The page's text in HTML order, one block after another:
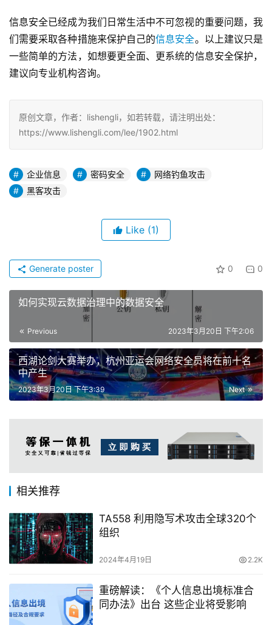
信息安全已经成为我们日常生活中不可忽视的重要问题，我
们需要采取各种措施来保护自己的信息安全。以上建议只是
一些简单的方法，如想要更全面、更系统的信息安全保护，
建议向专业机构咨询。
原创文章，作者：lishengli，如若转载，请注明出处：
https://www.lishengli.com/lee/1902.html
企业信息 密码安全
网络钓鱼攻击
黑客攻击
Like (1)
0 0
Generate poster
如何实现云数据治理中的数据安全
Previous 2023年3月20日 下午2:06
西湖论剑大赛举办，杭州亚运会网络安全员将在前十名
中产生
Next
2023年3月20日 下午3:39
相关推荐
TA558 利用隐写术攻击全球320个
组织
2024年4月19日 2.2K
重磅解读：《个人信息出境标准合
同办法》出台 这些企业将受影响